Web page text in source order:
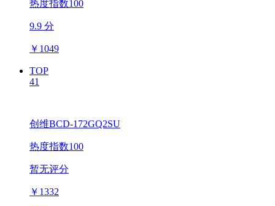
热度指数100
9.9 分
￥ 1049
TOP
41
创维BCD-172GQ2SU
热度指数100
暂无评分
￥ 1332